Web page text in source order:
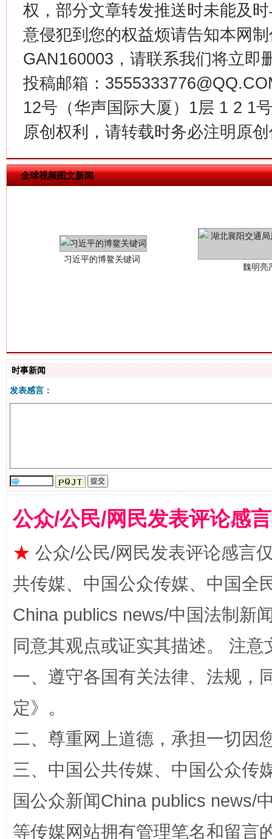
权，部分文章转发推送时未能及
意侵犯到您的权益烦请告知本网
GAN160003，请联系我们将立即
投稿邮箱：
12号（华声国际大厦）1层 1 2 1
原创权利，请转载时务必注明原
全球视频图文新闻
在谋一域中谋全局
习近平的博鳌关键词
“刷贴”乱象丛生
揭批美国五大"原罪" "炒
解纷+调解+退费，一次搞定
站台名比不上好声名
时事新闻
发表感言：
公众/公民/网民发表评论感
★ 公众/公民/网民发表评论感言
共传媒、中国公众传媒、中国全
China publics news/中国法制新
同意其观点或证实其描述。 注
一、遵守各国有关法律、法规，
定》。
二、尊重网上道德，承担一切因
三、中国公共传媒、中国公众传
国公众新闻China publics news/
等传媒网站拥有管理笔名和留言